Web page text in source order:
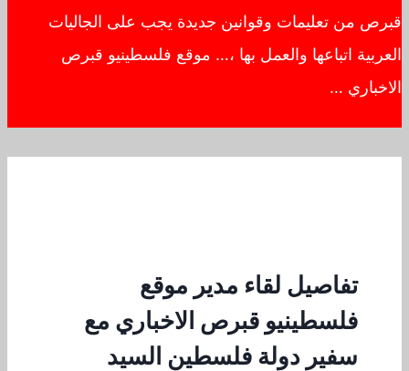
قبرص من تعليمات وقوانين جديدة يجب على الجاليات
العربية اتباعها والعمل بها ،… موقع فلسطينيو قبرص
الاخباري …
تفاصيل لقاء مدير موقع
فلسطينيو قبرص الاخباري مع
سفير دولة فلسطين السيد